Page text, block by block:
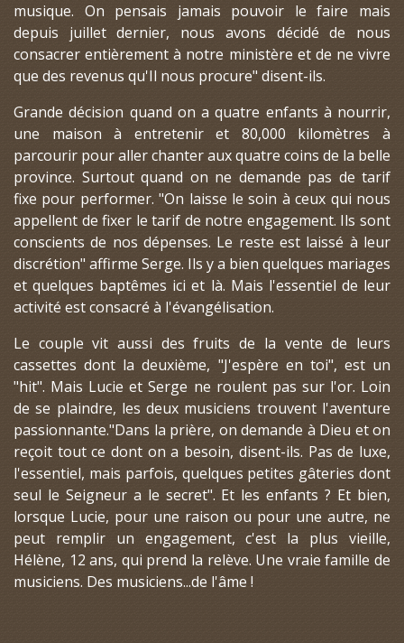
musique. On pensais jamais pouvoir le faire mais
depuis juillet dernier, nous avons décidé de nous
consacrer entièrement à notre ministère et de ne vivre
que des revenus qu'Il nous procure" disent-ils.
Grande décision quand on a quatre enfants à nourrir,
une maison à entretenir et 80,000 kilomètres à
parcourir pour aller chanter aux quatre coins de la belle
province. Surtout quand on ne demande pas de tarif
fixe pour performer. "On laisse le soin à ceux qui nous
appellent de fixer le tarif de notre engagement. Ils sont
conscients de nos dépenses. Le reste est laissé à leur
discrétion" affirme Serge. Ils y a bien quelques mariages
et quelques baptêmes ici et là. Mais l'essentiel de leur
activité est consacré à l'évangélisation.
Le couple vit aussi des fruits de la vente de leurs
cassettes dont la deuxième, "J'espère en toi", est un
"hit". Mais Lucie et Serge ne roulent pas sur l'or. Loin
de se plaindre, les deux musiciens trouvent l'aventure
passionnante."Dans la prière, on demande à Dieu et on
reçoit tout ce dont on a besoin, disent-ils. Pas de luxe,
l'essentiel, mais parfois, quelques petites gâteries dont
seul le Seigneur a le secret". Et les enfants ? Et bien,
lorsque Lucie, pour une raison ou pour une autre, ne
peut remplir un engagement, c'est la plus vieille,
Hélène, 12 ans, qui prend la relève. Une vraie famille de
musiciens. Des musiciens...de l'âme !